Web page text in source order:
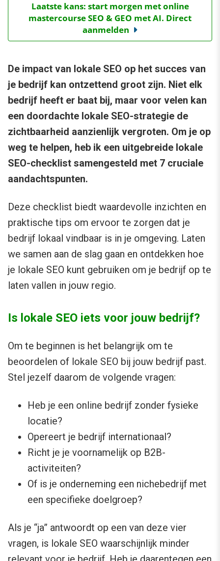
Laatste kans: start morgen met online
mastercourse SEO & GEO met AI. Direct
aanmelden
De impact van lokale SEO op het succes van
je bedrijf kan ontzettend groot zijn. Niet elk
bedrijf heeft er baat bij, maar voor velen kan
een doordachte lokale SEO-strategie de
zichtbaarheid aanzienlijk vergroten. Om je op
weg te helpen, heb ik een uitgebreide lokale
SEO-checklist samengesteld met 7 cruciale
aandachtspunten.
Deze checklist biedt waardevolle inzichten en
praktische tips om ervoor te zorgen dat je
bedrijf lokaal vindbaar is in je omgeving. Laten
we samen aan de slag gaan en ontdekken hoe
je lokale SEO kunt gebruiken om je bedrijf op te
laten vallen in jouw regio.
Is lokale SEO iets voor jouw bedrijf?
Om te beginnen is het belangrijk om te
beoordelen of lokale SEO bij jouw bedrijf past.
Stel jezelf daarom de volgende vragen:
Heb je een online bedrijf zonder fysieke
locatie?
Opereert je bedrijf internationaal?
Richt je je voornamelijk op B2B-
activiteiten?
Of is je onderneming een nichebedrijf met
een specifieke doelgroep?
Als je “ja” antwoordt op een van deze vier
vragen, is lokale SEO waarschijnlijk minder